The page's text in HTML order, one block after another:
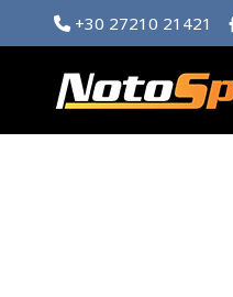
+30 27210 21421